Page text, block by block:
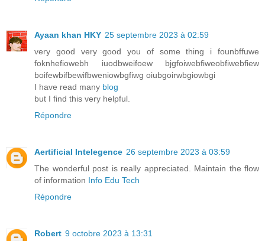
Ayaan khan HKY 25 septembre 2023 à 02:59
very good very good you of some thing i founbffuwe
foknhefiowebh iuodbweifoew bjgfoiwebfiweobfiwebfiew
boifewbifbewifbweniowbgfiwg oiubgoirwbgiowbgi
I have read many blog
but I find this very helpful.
Répondre
Aertificial Intelegence 26 septembre 2023 à 03:59
The wonderful post is really appreciated. Maintain the flow
of information Info Edu Tech
Répondre
Robert 9 octobre 2023 à 13:31